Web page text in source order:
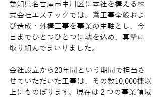
愛知県名古屋市中川区に本社を構える株
式会社エステックでは、鳶工事全般およ
び造成・外構工事を事業の主軸とし、今
日までひとつひとつに魂を込め、真摯に
取り組んでまいりました。
会社設立から20年間という期間で担当さ
せていただいた工事は、その数10,000棟以
上にものぼります。現在は２つの事業領域